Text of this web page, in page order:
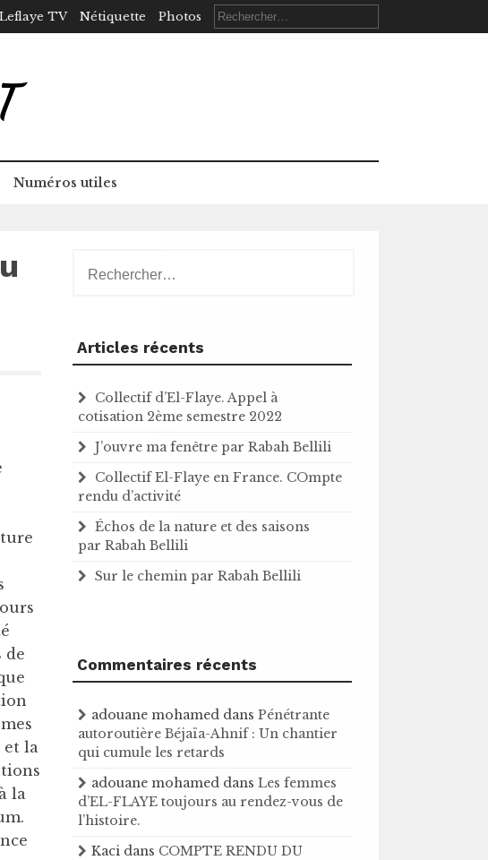
Leflaye TV Nétiquette Photos Rechercher :
Numéros utiles
de
et la
la
Articles récents
Collectif d’El-Flaye. Appel à
cotisation 2ème semestre 2022
J’ouvre ma fenêtre par Rabah Bellili
Collectif El-Flaye en France. COmpte
rendu d’activité
Échos de la nature et des saisons
par Rabah Bellili
Sur le chemin par Rabah Bellili
Commentaires récents
adouane mohamed dansPénétrante
autoroutière Béjaïa-Ahnif : Un chantier
qui cumule les retards
adouane mohamed dansLes femmes
d’EL-FLAYE toujours au rendez-vous de
l’histoire .
Kaci dans COMPTE RENDU DU